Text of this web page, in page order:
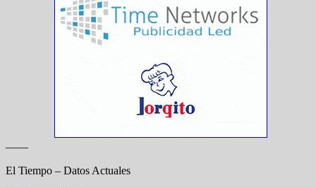
——
El Tiempo – Datos Actuales